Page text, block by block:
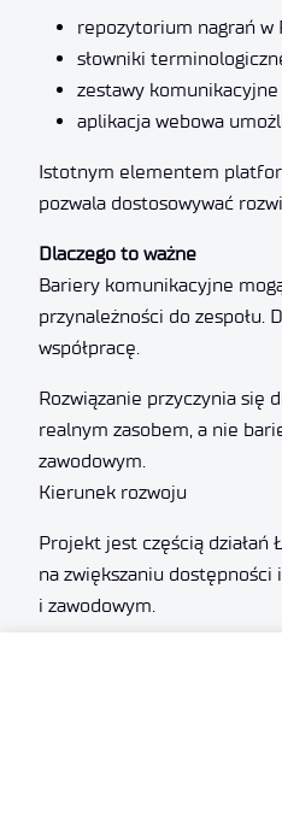
repozytorium nagrań w
słowniki
zestawy
aplikacja webowa
Istotnym elementem
pozwala dostosowywać
Dlaczego to ważne
Bariery komunikacyjne
przynależności do zespołu.
współpracę.
Rozwiązanie przyczynia się
realnym zasobem, a nie
zawodowym.
Kierunek rozwoju
Projekt jest częścią działań
na zwiększaniu dostępności
i zawodowym.